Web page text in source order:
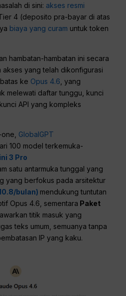
di sini: akses resmi
4 (deposito pra-bayar di atas
biaya yang curam untuk token
hambatan-hambatan ini secara
akses yang telah dikonfigurasi
ke Opus 4.6 , yang
melewati daftar tunggu, kunci
API yang kompleks
one, GlobalGPT
100 model terkemuka-
3 Pro
satu antarmuka tunggal yang
yang berfokus pada arsitektur
bulan) mendukung tuntutan
Opus 4.6, sementara Paket
titik masuk yang
teks umum, semuanya tanpa
IP yang kaku.